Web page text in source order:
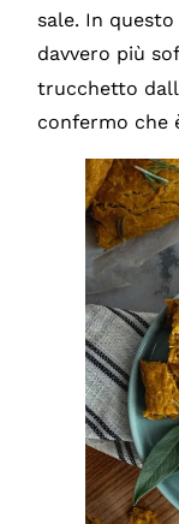
sale. In
davvero più
trucchetto
confermo che